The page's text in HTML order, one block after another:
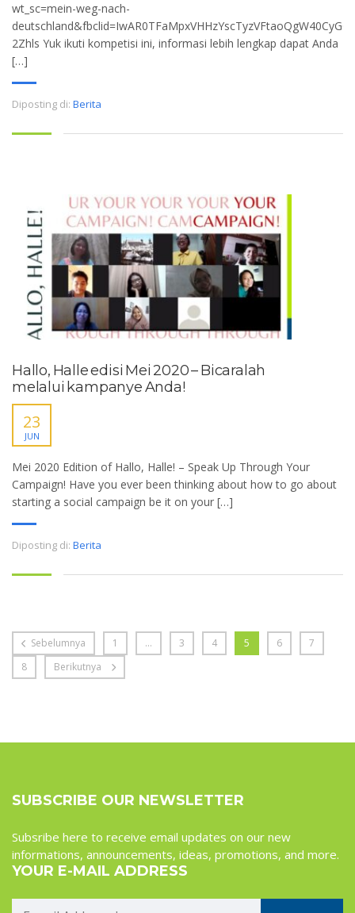
wt_sc=mein-weg-nach-
2Zhls Yuk ikuti kompetisi ini, informasi lebih lengkap dapat Anda
[…]
Diposting di: Berita
Hallo, Halle edisi Mei 2020 – Bicaralah
melalui kampanye Anda!
23
JUN
Mei 2020 Edition of Hallo, Halle! – Speak Up Through Your
Campaign! Have you ever been thinking about how to go about
starting a social campaign be it on your […]
Diposting di: Berita
Sebelumnya 1 ... 3 4 5 6
7
8
Berikutnya
SUBSCRIBE OUR NEWSLETTER
Subsribe here to receive email updates on our new
informations, announcements, ideas, promotions, and more.
YOUR E-MAIL ADDRESS